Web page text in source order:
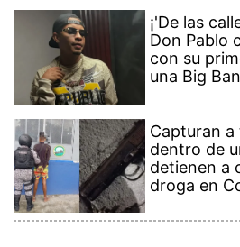
¡'De las
Don Pablo
con su
una Big
Capturan
dentro de
detienen a
droga en